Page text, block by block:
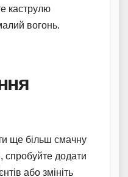
каструлю
вогонь.
ще більш смачну
спробуйте додати
або змініть